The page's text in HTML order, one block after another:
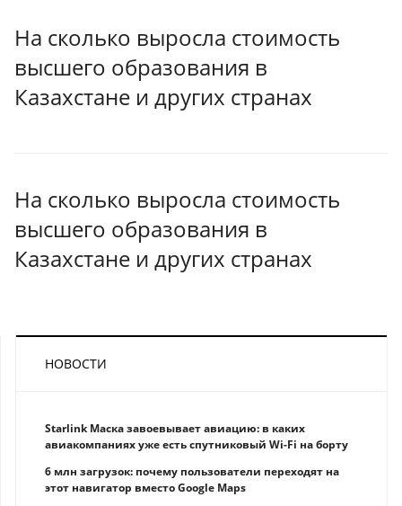
На сколько выросла стоимость
высшего образования в
Казахстане и других странах
На сколько выросла стоимость
высшего образования в
Казахстане и других странах
НОВОСТИ
Starlink Маска завоевывает авиацию: в каких
авиакомпаниях уже есть спутниковый Wi-Fi на борту
6 млн загрузок: почему пользователи переходят на
этот навигатор вместо Google Maps